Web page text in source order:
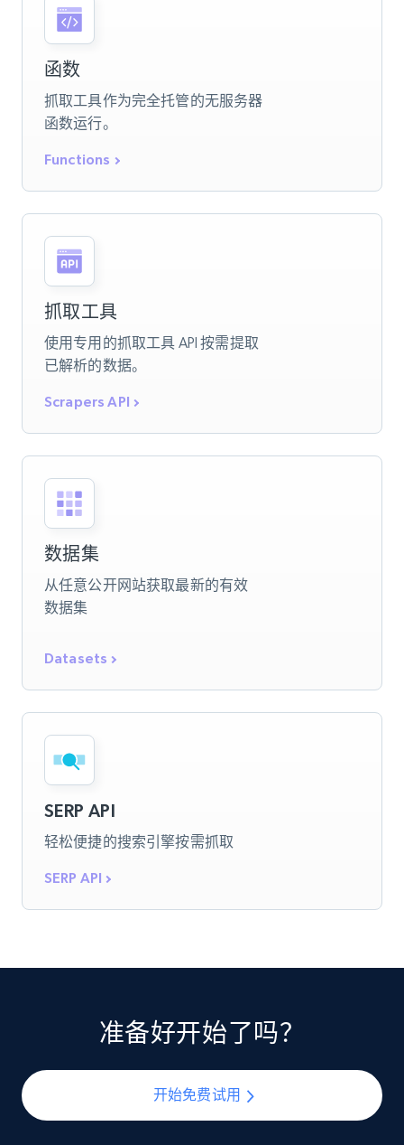
函数
抓取工具作为完全托管的无服务器
函数运行。
Functions
抓取工具
使用专用的抓取工具 API 按需提取
已解析的数据。
Scrapers API
数据集
从任意公开网站获取最新的有效
数据集
Datasets
SERP API
轻松便捷的搜索引擎按需抓取
SERP API
准备好开始了吗？
开始免费试用